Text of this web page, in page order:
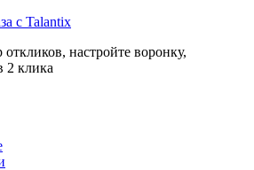
с Talantix
настройте воронку,
2 клика